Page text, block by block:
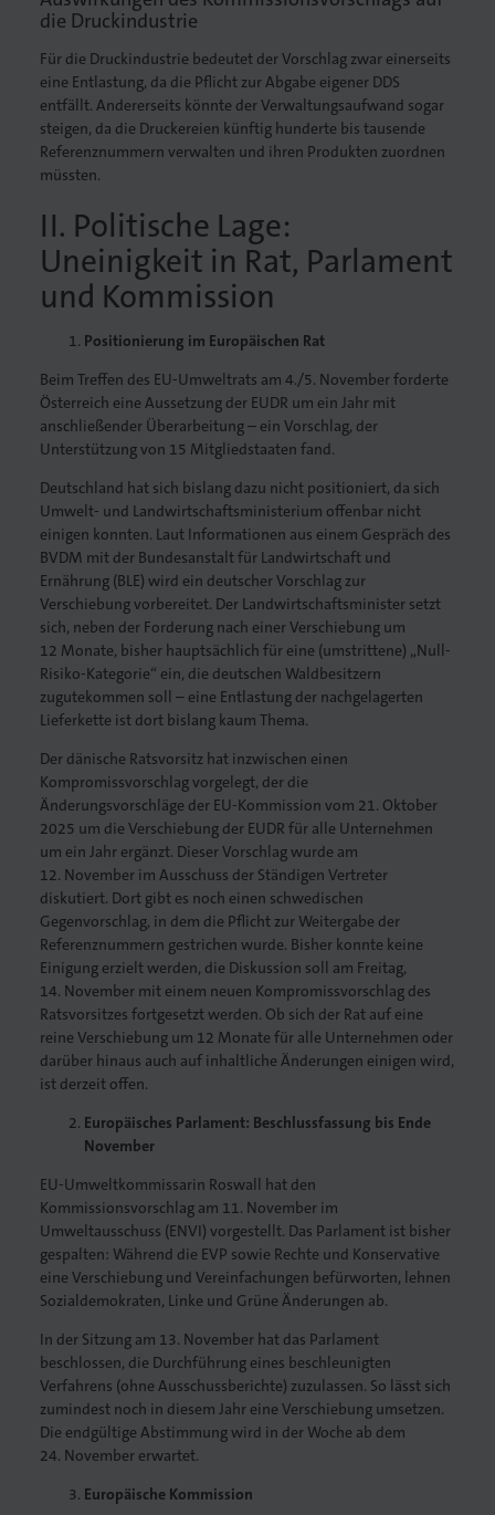
in
die Druckindustrie
Für die Druckindustrie bedeutet der Vorschlag zwar einerseits
eine Entlastung, da die Pflicht zur Abgabe eigener DDS
entfällt. Andererseits könnte der Verwaltungsaufwand sogar
steigen, da die Druckereien künftig hunderte bis tausende
Referenznummern verwalten und ihren Produkten zuordnen
müssten.
II. Politische Lage:
Uneinigkeit in Rat, Parlament
und Kommission
Positionierung im Europäischen Rat
Beim Treffen des EU-Umweltrats am 4./5. November forderte
Österreich eine Aussetzung der EUDR um ein Jahr mit
anschließender Überarbeitung – ein Vorschlag, der
Unterstützung von 15 Mitgliedstaaten fand.
Deutschland hat sich bislang dazu nicht positioniert, da sich
Umwelt- und Landwirtschaftsministerium offenbar nicht
einigen konnten. Laut Informationen aus einem Gespräch des
BVDM mit der Bundesanstalt für Landwirtschaft und
Ernährung (BLE) wird ein deutscher Vorschlag zur
Verschiebung vorbereitet. Der Landwirtschaftsminister setzt
sich, neben der Forderung nach einer Verschiebung um
12 Monate, bisher hauptsächlich für eine (umstrittene) „Null-
Risiko-Kategorie“ ein, die deutschen Waldbesitzern
zugutekommen soll – eine Entlastung der nachgelagerten
Lieferkette ist dort bislang kaum Thema.
Der dänische Ratsvorsitz hat inzwischen einen
Kompromissvorschlag vorgelegt, der die
Änderungsvorschläge der EU-Kommission vom 21. Oktober
2025 um die Verschiebung der EUDR für alle Unternehmen
um ein Jahr ergänzt. Dieser Vorschlag wurde am
12. November im Ausschuss der Ständigen Vertreter
diskutiert. Dort gibt es noch einen schwedischen
Gegenvorschlag, in dem die Pflicht zur Weitergabe der
Referenznummern gestrichen wurde. Bisher konnte keine
Einigung erzielt werden, die Diskussion soll am Freitag,
14. November mit einem neuen Kompromissvorschlag des
Ratsvorsitzes fortgesetzt werden. Ob sich der Rat auf eine
reine Verschiebung um 12 Monate für alle Unternehmen oder
darüber hinaus auch auf inhaltliche Änderungen einigen wird,
ist derzeit offen.
Europäisches Parlament: Beschlussfassung bis Ende
November
EU-Umweltkommissarin Roswall hat den
Kommissionsvorschlag am 11. November im
Umweltausschuss (ENVI) vorgestellt. Das Parlament ist bisher
gespalten: Während die EVP sowie Rechte und Konservative
eine Verschiebung und Vereinfachungen befürworten, lehnen
Sozialdemokraten, Linke und Grüne Änderungen ab.
In der Sitzung am 13. November hat das Parlament
beschlossen, die Durchführung eines beschleunigten
Verfahrens (ohne Ausschussberichte) zuzulassen. So lässt sich
zumindest noch in diesem Jahr eine Verschiebung umsetzen.
Die endgültige Abstimmung wird in der Woche ab dem
24. November erwartet.
Europäische Kommission